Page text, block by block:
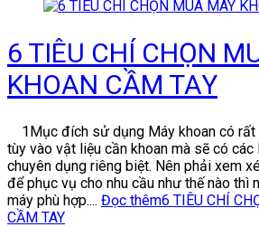
6 TIÊU CHÍ CHỌN
KHOAN CẦM TAY
1Mục đích sử dụng Máy khoan có rất
tùy vào vật liệu cần khoan mà sẽ có các
chuyên dụng riêng biệt. Nên phải xem
để phục vụ cho nhu cầu như thế nào thì
máy phù hợp.... Đọc thêm6 TIÊU CHÍ
CẦM TAY